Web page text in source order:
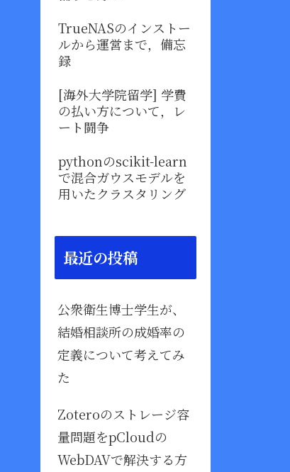
TrueNASのインストー
ルから運営まで，備忘
録
[海外大学院留学] 学費
の払い方について，レ
ート闘争
pythonのscikit-learn
で混合ガウスモデルを
用いたクラスタリング
最近の投稿
公衆衛生博士学生が、
結婚相談所の成婚率の
定義について考えてみ
た
Zoteroのストレージ容
量問題をpCloudの
WebDAVで解決する方